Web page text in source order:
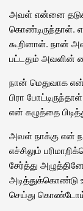
அவள் என்னை
கொண்டிருந்தாள்.
கூறினாள். நான்
பட்டதும் அவளின்
நான் மெதுவாக
பிரா
என் கழுத்தை
அவள் நாக்கு என்
எச்சிலும்
சேர்த்து
அடித்துக்கொண்டு
செய்து